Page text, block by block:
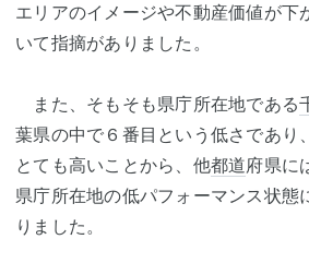
エリアのイメージや不動産価値が下
いて指摘がありました。
また、そもそも県庁所在地である
葉県の中で６番目という低さであり
とても高いことから、他都道府県に
県庁所在地の低パフォーマンス状態
りました。